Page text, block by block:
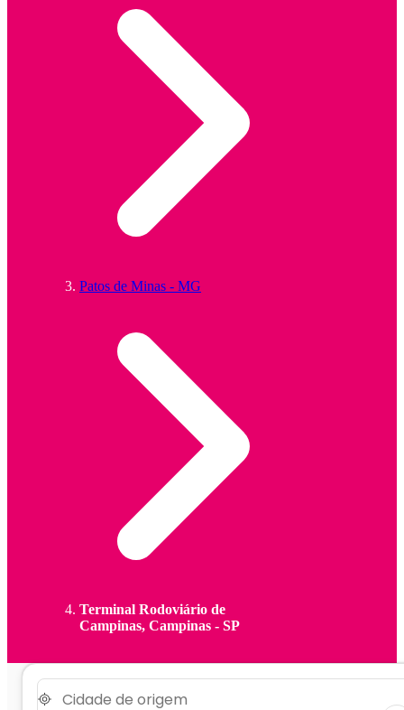
Patos de Minas - MG
Terminal Rodoviário de
Campinas, Campinas - SP